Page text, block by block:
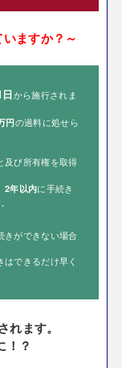
ますか？～
から施行されま
円の過料に処せら
及び所有権を取得
2年以内に手続き
きができない場合
できるだけ早く
ます。
！？